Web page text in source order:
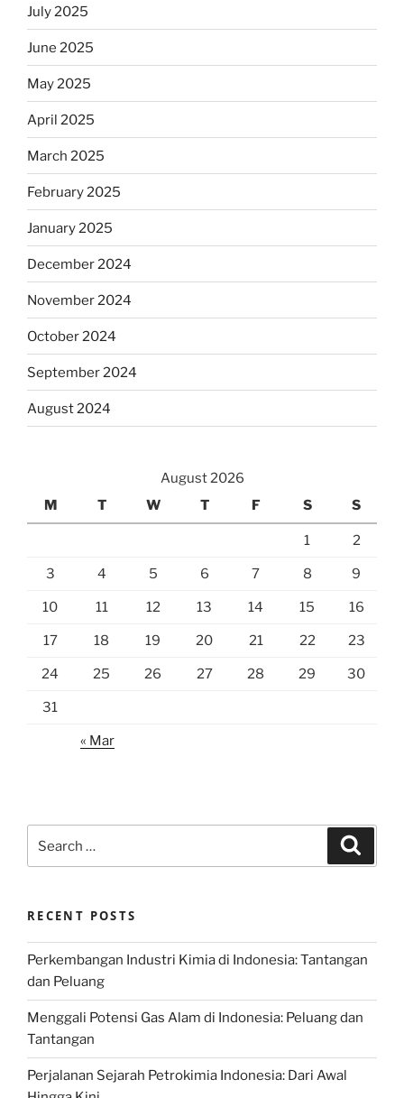
July 2025
June 2025
May 2025
April 2025
March 2025
February 2025
January 2025
December 2024
November 2024
October 2024
September 2024
August 2024
August 2026
M
T W T F S S
1 2
3 4 5 6 7 8 9
10 11 12 13 14 15 16
17 18 19 20 21 22 23
24 25 26 27 28 29 30
31
« Mar
for:
RECENT POSTS
Perkembangan Industri Kimia di Indonesia: Tantangan
dan Peluang
Menggali Potensi Gas Alam di Indonesia: Peluang dan
Tantangan
Perjalanan Sejarah Petrokimia Indonesia: Dari Awal